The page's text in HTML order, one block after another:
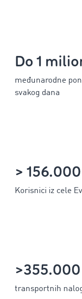
Do 1
međunarodne
svakog dana
> 156.000
Korisnici iz cele
>355.000
transportnih